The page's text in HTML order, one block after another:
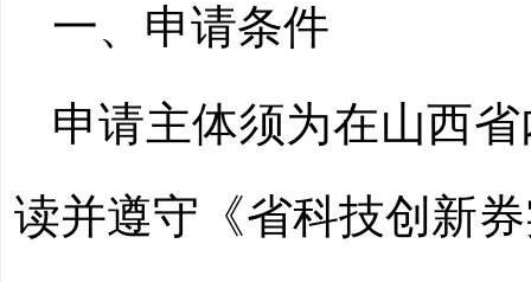
一、申请条件
申请主体须为在山西
读并遵守《省科技创新